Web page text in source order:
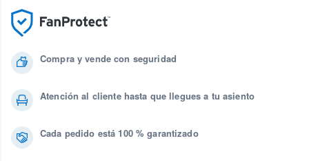
Compra y vende con seguridad
Atención al cliente hasta que llegues a tu asiento
Cada pedido está 100 % garantizado